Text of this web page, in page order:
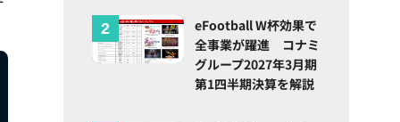
eFootball W杯効果で
全事業が躍進 コナミ
グループ2027年3月期
第1四半期決算を解説